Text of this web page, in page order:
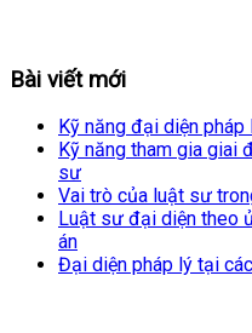
Bài viết mới
Kỹ năng đại diện
Kỹ năng tham gia giai
sư
Vai trò của luật sư
Luật sư đại diện theo
án
Đại diện pháp lý tại